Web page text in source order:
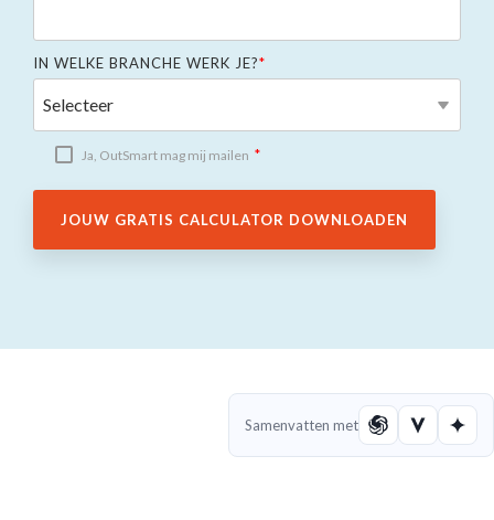
IN WELKE BRANCHE WERK JE?*
Ja, OutSmart mag mij mailen *
Samenvatten met